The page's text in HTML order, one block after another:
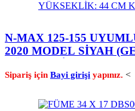
N-MAX 125-155
2020 MODEL SİYAH
Sipariş için Bayi girişi yapınız. <